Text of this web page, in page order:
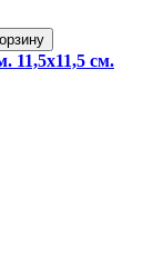
11,5х11,5 см.